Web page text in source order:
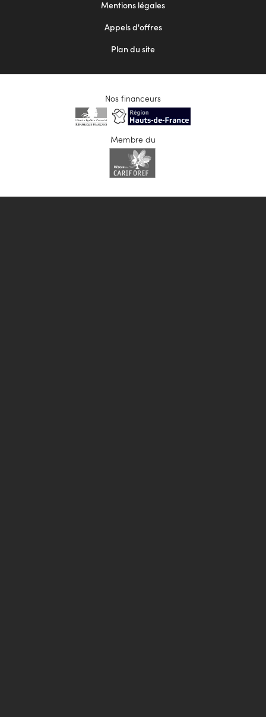
Mentions légales
Appels d'offres
Plan du site
Nos financeurs
Membre du